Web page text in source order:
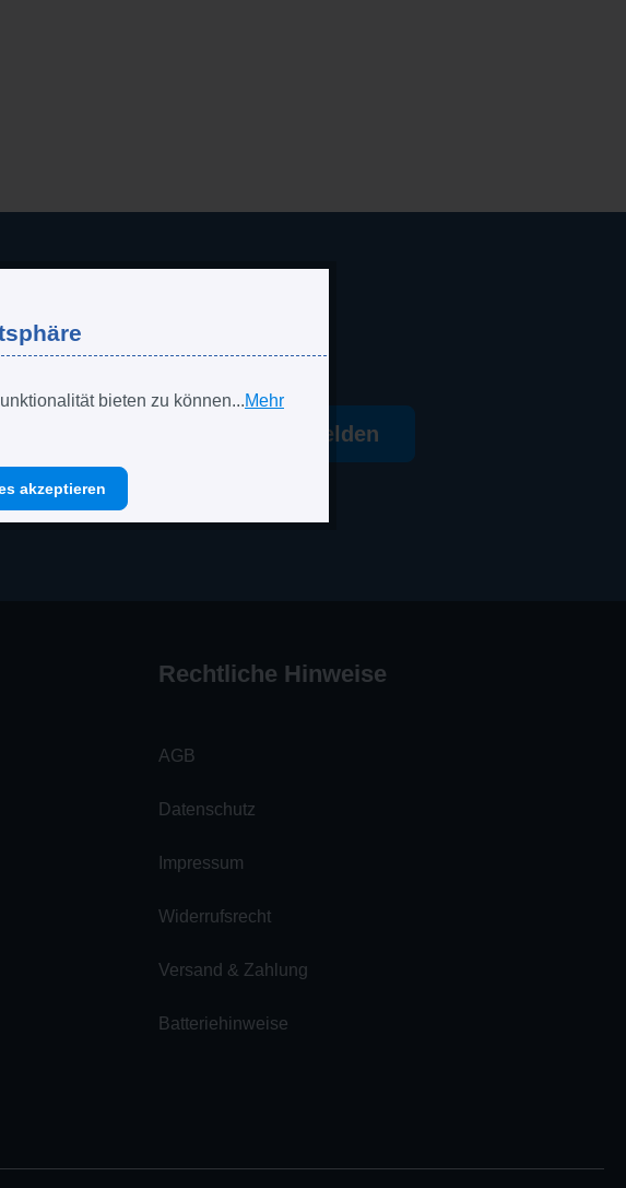
Jetzt anmelden
Rechtliche Hinweise
AGB
Datenschutz
Impressum
Widerrufsrecht
Versand & Zahlung
Batteriehinweise
bieten zu können...Mehr
akzeptieren